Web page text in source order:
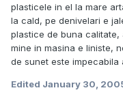
plasticele in el la mare
la cald, pe denivelari e
plastice de buna calitate,
mine in masina e liniste,
de sunet este impecabila
Edited January 30,